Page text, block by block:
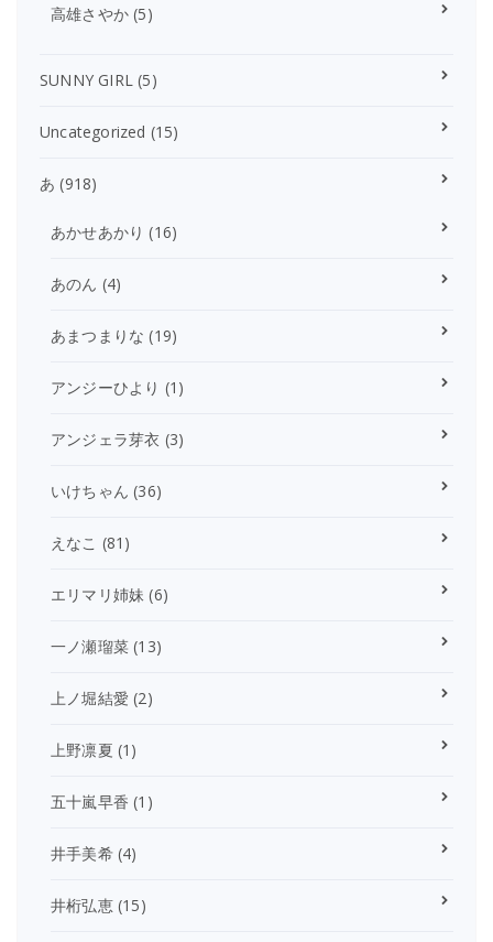
高雄さやか (5)
SUNNY GIRL (5)
Uncategorized (15)
あ (918)
あかせあかり (16)
あのん (4)
あまつまりな (19)
アンジーひより (1)
アンジェラ芽衣 (3)
いけちゃん (36)
えなこ (81)
エリマリ姉妹 (6)
一ノ瀬瑠菜 (13)
上ノ堀結愛 (2)
上野凛夏 (1)
五十嵐早香 (1)
井手美希(4)
井桁弘恵(15)